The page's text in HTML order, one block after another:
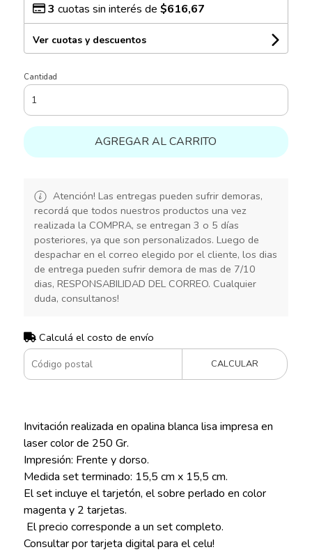
3 cuotas sin interés de $616,67
Ver cuotas y descuentos
Cantidad
AGREGAR AL CARRITO
Atención! Las entregas pueden sufrir demoras,
recordá que todos nuestros productos una vez
realizada la COMPRA, se entregan 3 o 5 días
posteriores, ya que son personalizados. Luego de
despachar en el correo elegido por el cliente, los dias
de entrega pueden sufrir demora de mas de 7/10
dias, RESPONSABILIDAD DEL CORREO. Cualquier
duda, consultanos!
Calculá el costo de envío
CALCULAR
Invitación realizada en opalina blanca lisa impresa en
laser color de 250 Gr.
Impresión: Frente y dorso.
Medida set terminado: 15,5 cm x 15,5 cm.
El set incluye el tarjetón, el sobre perlado en color
magenta y 2 tarjetas.
El precio corresponde a un set completo.
Consultar por tarjeta digital para el celu!